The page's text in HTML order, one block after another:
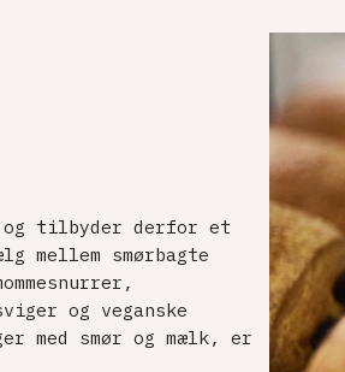
og tilbyder derfor et
mellem smørbagte
og veganske
med smør og mælk, er